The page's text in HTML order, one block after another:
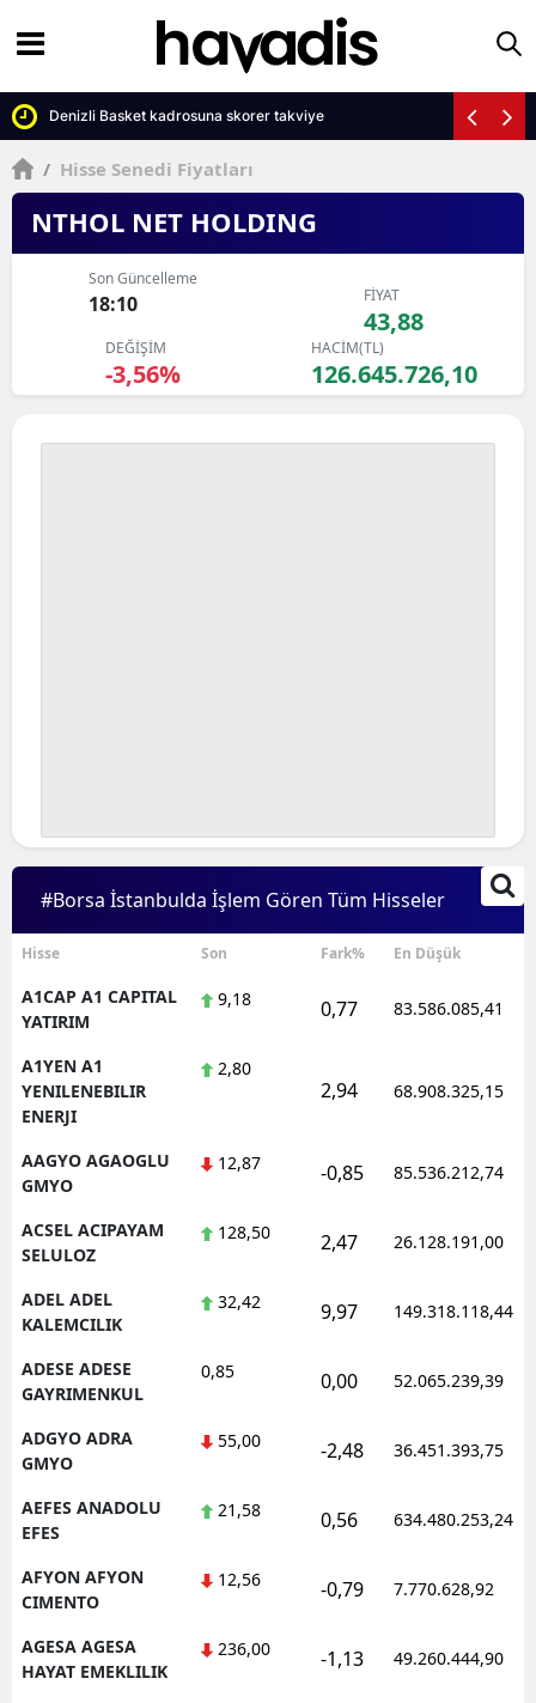
Denizli Basket kadrosuna skorer takviye
/ Hisse Senedi Fiyatları
NTHOL NET HOLDING
Son Güncelleme
18:10 FİYAT
43,88
DEĞİŞİM
-3,56%
HACİM(TL)
126.645.726,10
#Borsa İstanbulda İşlem Gören Tüm Hisseler
Hisse Son Fark% En Düşük
A1CAP A1 CAPITAL
YATIRIM
9,18 0,77 83.586.085,41
A1YEN A1
YENILENEBILIR
ENERJI
2,80
2,94 68.908.325,15
AAGYO AGAOGLU
GMYO
12,87 -0,85 85.536.212,74
ACSEL ACIPAYAM
SELULOZ
128,50 2,47 26.128.191,00
ADEL ADEL
KALEMCILIK
32,42 9,97 149.318.118,44
ADESE ADESE
GAYRIMENKUL
0,85 0,00 52.065.239,39
ADGYO ADRA
GMYO
55,00 -2,48 36.451.393,75
AEFES ANADOLU
EFES
21,58 0,56 634.480.253,24
AFYON AFYON
CIMENTO
12,56 -0,79 7.770.628,92
AGESA AGESA
HAYAT EMEKLILIK
236,00 -1,13 49.260.444,90